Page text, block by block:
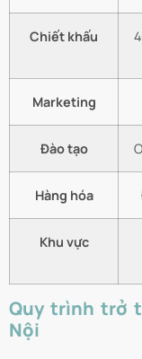
Chiết khấu
Marketing
Đào tạo
Hàng hóa
Khu vực
Quy trình trở
Nội